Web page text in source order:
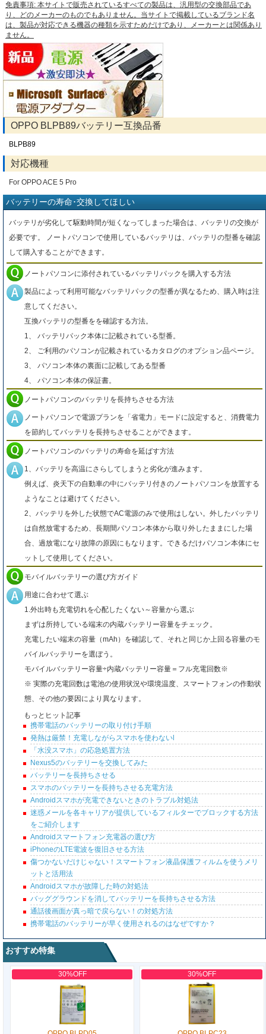
免責事項: 本サイトで販売されているすべての製品は、汎用型の交換部品であ
り、どのメーカーのものでもありません。当サイトで掲載しているブランド名
は、製品が対応できる機器の種類を示すためだけであり、メーカーとは関係あり
ません。
OPPO BLPB89バッテリー互換品番
BLPB89
対応機種
For OPPO ACE 5 Pro
バッテリーの寿命･交換してほしい
バッテリが劣化して駆動時間が短くなってしまった場合は、バッテリの交換が
必要です。 ノートパソコンで使用しているバッテリは、バッテリの型番を確認
して購入することができます。
ノートパソコンに添付されているバッテリパックを購入する方法
製品によって利用可能なバッテリパックの型番が異なるため、購入時は注
意してください。
互換バッテリの型番をを確認する方法。
1、 バッテリパック本体に記載されている型番。
2、 ご利用のパソコンが記載されているカタログのオプション品ページ。
3、 パソコン本体の裏面に記載してある型番
4、 パソコン本体の保証書。
ノートパソコンのバッテリを長持ちさせる方法
ノートパソコンで電源プランを「省電力」モードに設定すると、消費電力
を節約してバッテリを長持ちさせることができます。
ノートパソコンのバッテリの寿命を延ばす方法
1、バッテリを高温にさらしてしまうと劣化が進みます。
例えば、炎天下の自動車の中にバッテリ付きのノートパソコンを放置する
ようなことは避けてください。
2、バッテリを外した状態でAC電源のみで使用はしない。外したバッテリ
は自然放電するため、長期間パソコン本体から取り外したままにした場
合、過放電になり故障の原因にもなります。できるだけパソコン本体にセ
ットして使用してください。
モバイルバッテリーの選び方ガイド
用途に合わせて選ぶ
1.外出時も充電切れを心配したくない～容量から選ぶ
まずは所持している端末の内蔵バッテリー容量をチェック。
充電したい端末の容量（mAh）を確認して、それと同じか上回る容量のモ
バイルバッテリーを選ぼう。
モバイルバッテリー容量÷内蔵バッテリー容量＝フル充電回数※
※ 実際の充電回数は電池の使用状況や環境温度、スマートフォンの作動状
態、その他の要因により異なります。
もっとヒット記事
携帯電話のバッテリーの取り付け手順
発熱は厳禁！充電しながらスマホを使わないl
「水没スマホ」の応急処置方法
Nexus5のバッテリーを交換してみた
バッテリーを長持ちさせる
スマホのバッテリーを長持ちさせる充電方法
Androidスマホが充電できないときのトラブル対処法
迷惑メールを各キャリアが提供しているフィルターでブロックする方法
をご紹介します
Androidスマートフォン充電器の選び方
iPhoneのLTE電波を復旧させる方法
傷つかないだけじゃない！スマートフォン液晶保護フィルムを使うメリ
ットと活用法
Androidスマホが故障した時の対処法
バッググラウンドを消してバッテリーを長持ちさせる方法
通話後画面が真っ暗で戻らない！の対処方法
携帯電話のバッテリーが早く使用されるのはなぜですか？
おすすめ特集
30%OFF 30%OFF